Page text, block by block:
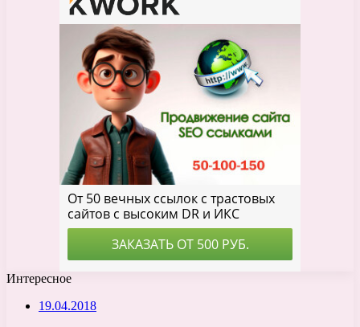
Интересное
19.04.2018